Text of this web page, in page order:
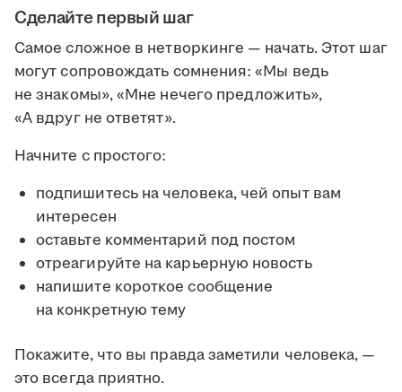
Сделайте первый шаг
Самое сложное в нетворкинге — начать. Этот шаг
могут сопровождать сомнения: «Мы ведь
не знакомы», «Мне нечего предложить»,
«А вдруг не ответят».
Начните с простого:
подпишитесь на человека, чей опыт вам
интересен
оставьте комментарий под постом
отреагируйте на карьерную новость
напишите короткое сообщение
на конкретную тему
Покажите, что вы правда заметили человека, —
это всегда приятно.